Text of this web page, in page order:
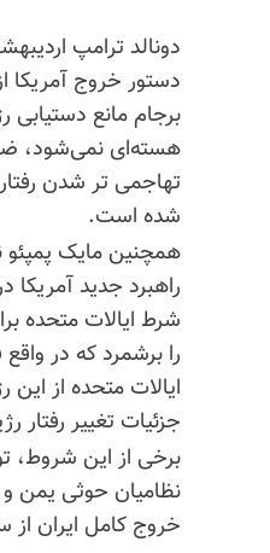
دونالد ترامپ
دستور خروج آمریکا
برجام مانع دستیابی
هسته‌ای نمی‌شود،
تهاجمی تر شدن
شده است.
همچنین مایک پمپئو
شرط ایالات متحده
را برشمرد که در
ایالات متحده از این
جزئیات تغییر رفتار
برخی از این شروط،
نظامیان حوثی یمن و
خروج کامل ایران